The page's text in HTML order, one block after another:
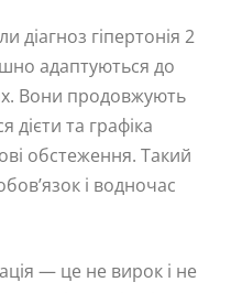
діагноз гіпертонія 2
адаптуються до
Вони продовжують
та графіка
обстеження. Такий
і водночас
— це не вирок і не